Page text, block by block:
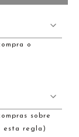
o
sobre
esta regla)